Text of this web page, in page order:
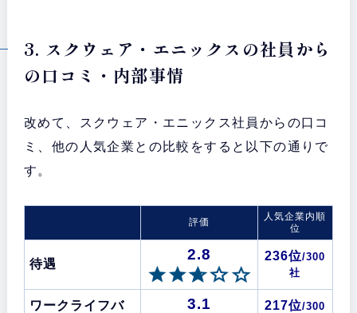
3. スクウェア・エニックスの社員から
の口コミ・内部事情
改めて、スクウェア・エニックス社員からの口コ
ミ、他の人気企業との比較をすると以下の通りで
す。
評価
人気企業内順
位
待遇
2.8 236位/300
社
ワークライフバ
3.1 217位/300